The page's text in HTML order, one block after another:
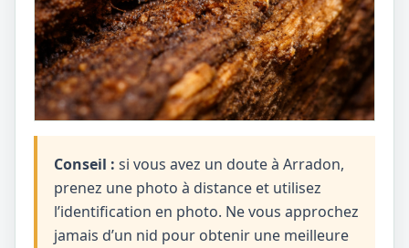
Conseil : si vous avez un doute à Arradon,
prenez une photo à distance et utilisez
l’identification en photo. Ne vous approchez
jamais d’un nid pour obtenir une meilleure